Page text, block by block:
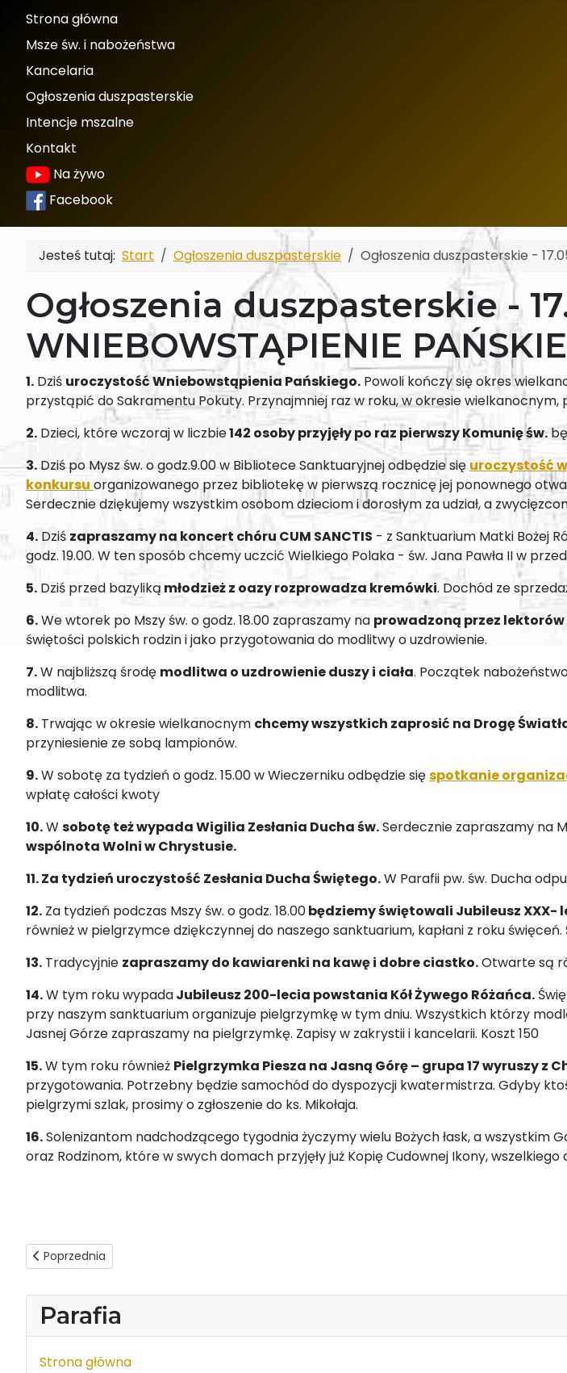
Strona główna
Msze św. i nabożeństwa
Kancelaria
Ogłoszenia duszpasterskie
Intencje mszalne
Kontakt
Na żywo
Facebook
Parafia
Strona główna
Jesteś tutaj: Start Ogłoszenia duszpasterskie Ogłoszenia duszpasterskie -
Ogłoszenia duszpasterskie -
WNIEBOWSTĄPIENIE
1. Dziś uroczystość Wniebowstąpienia Pańskiego. Powoli kończy się okres
przystąpić do Sakramentu Pokuty. Przynajmniej raz w roku, w okresie wielkanocnym,
2. Dzieci, które wczoraj w liczbie142 osoby przyjęły po raz pierwszy Komunię św.
3.Dziś po Mysz św. o godz.9.00 w Bibliotece Sanktuaryjnej odbędzie się uroczystość
konkursu organizowanego przez bibliotekę w pierwszą rocznicę jej ponownego
Serdecznie dziękujemy wszystkim osobom dzieciom i dorosłym za udział, a
4.Dziś zapraszamy na koncert chóru CUM SANCTIS - z Sanktuarium Matki Bożej
godz. 19.00. W ten sposób chcemy uczcić Wielkiego Polaka - św. Jana Pawła II w
5. Dziś przed bazyliką młodzież z oazy rozprowadza kremówki. Dochód ze
6.We wtorek po Mszy św. o godz. 18.00 zapraszamy na prowadzoną przez
świętości polskich rodzin i jako przygotowania do modlitwy o uzdrowienie.
7.W najbliższą środę modlitwa o uzdrowienie duszy i ciała. Początek
modlitwa.
8. Trwając w okresie wielkanocnym chcemy wszystkich zaprosić na Drogę
przyniesienie ze sobą lampionów.
9.W sobotę za tydzień o godz. 15.00 w Wieczerniku odbędzie sięspotkanie
wpłatę całości kwoty
10.W sobotę też wypada Wigilia Zesłania Ducha św.Serdecznie zapraszamy na
wspólnota Wolni w Chrystusie.
11. Za tydzień uroczystość Zesłania Ducha Świętego.W Parafii pw. św. Ducha
12. Za tydzień podczas Mszy św. o godz. 18.00będziemy świętowali Jubileusz XXX-
również w pielgrzymce dziękczynnej do naszego sanktuarium, kapłani z roku
13. Tradycyjnie zapraszamy do kawiarenki na kawę i dobre ciastko.Otwarte są
14.W tym roku wypadaJubileusz 200-lecia powstania Kół Żywego Różańca.
przy naszym sanktuarium organizuje pielgrzymkę w tym dniu. Wszystkich którzy
Jasnej Górze zapraszamy na pielgrzymkę. Zapisy w zakrystii i kancelarii. Koszt 150
15.W tym roku również Pielgrzymka Piesza na Jasną Górę – grupa 17 wyruszy z
przygotowania. Potrzebny będzie samochód do dyspozycji kwatermistrza. Gdyby
pielgrzymi szlak, prosimy o zgłoszenie do ks. Mikołaja.
16.Solenizantom nadchodzącego tygodnia życzymy wielu Bożych łask, a
oraz Rodzinom, które w swych domach przyjęły już Kopię Cudownej Ikony, wszelkiego
Poprzednia strona: Ogłoszenia duszpasterskie - 24.05.2026r. ZESŁANIE DUCHA ŚWIĘTEGO ROK A
Poprzednia